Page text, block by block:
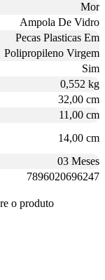
Mor
Ampola De Vidro
Pecas Plasticas Em
Polipropileno Virgem
Sim
0,552 kg
32,00 cm
11,00 cm
14,00 cm
03 Meses
7896020696247
o produto